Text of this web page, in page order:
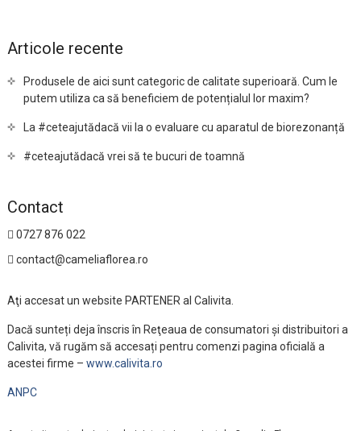
Articole recente
Produsele de aici sunt categoric de calitate superioară. Cum le
putem utiliza ca să beneficiem de potențialul lor maxim?
La #ceteajutădacă vii la o evaluare cu aparatul de biorezonanță
#ceteajutădacă vrei să te bucuri de toamnă
Contact
0727 876 022
contact@cameliaflorea.ro
Aţi accesat un website PARTENER al Calivita.
Dacă sunteți deja înscris în Reţeaua de consumatori și distribuitori a
Calivita, vă rugăm să accesați pentru comenzi pagina oficială a
acestei firme – www.calivita.ro
ANPC